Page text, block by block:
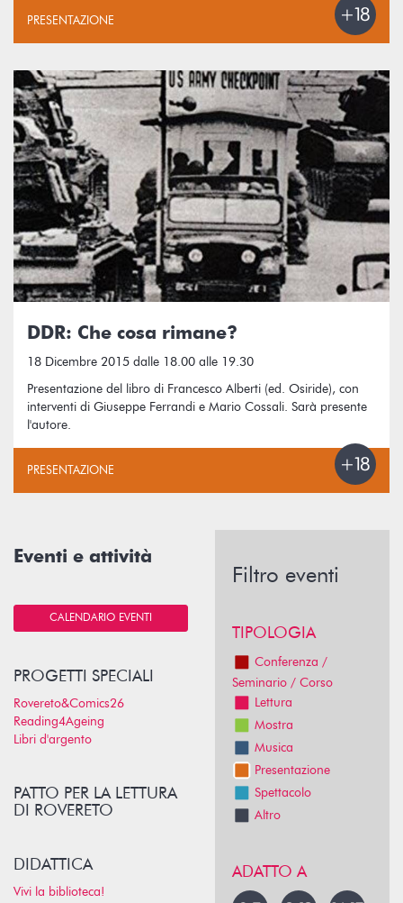
PRESENTAZIONE
DDR: Che cosa rimane?
18 Dicembre 2015 dalle 18.00 alle 19.30
Presentazione del libro di Francesco Alberti (ed. Osiride), con
interventi di Giuseppe Ferrandi e Mario Cossali. Sarà presente
l'autore.
PRESENTAZIONE
Eventi e attività
CALENDARIO EVENTI
PROGETTI SPECIALI
Rovereto&Comics26
Reading4Ageing
Libri d'argento
PATTO PER LA LETTURA
DI ROVERETO
DIDATTICA
Vivi la biblioteca!
Filtro eventi
TIPOLOGIA
Conferenza /
Seminario / Corso
Lettura
Mostra
Musica
Presentazione
Spettacolo
Altro
ADATTO A